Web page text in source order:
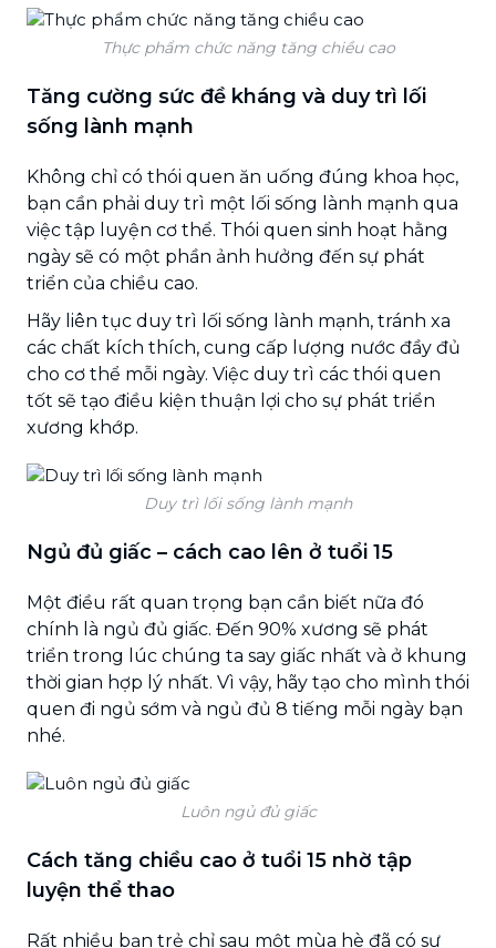
Thực phẩm chức năng tăng chiều cao
Tăng cường sức đề kháng và duy trì lối
sống lành mạnh
Không chỉ có thói quen ăn uống đúng khoa học,
bạn cần phải duy trì một lối sống lành mạnh qua
việc tập luyện cơ thể. Thói quen sinh hoạt hằng
ngày sẽ có một phần ảnh hưởng đến sự phát
triển của chiều cao.
Hãy liên tục duy trì lối sống lành mạnh, tránh xa
các chất kích thích, cung cấp lượng nước đầy đủ
cho cơ thể mỗi ngày. Việc duy trì các thói quen
tốt sẽ tạo điều kiện thuận lợi cho sự phát triển
xương khớp.
Duy trì lối sống lành mạnh
Ngủ đủ giấc – cách cao lên ở tuổi 15
Một điều rất quan trọng bạn cần biết nữa đó
chính là ngủ đủ giấc. Đến 90% xương sẽ phát
triển trong lúc chúng ta say giấc nhất và ở khung
thời gian hợp lý nhất. Vì vậy, hãy tạo cho mình thói
quen đi ngủ sớm và ngủ đủ 8 tiếng mỗi ngày bạn
nhé.
Luôn ngủ đủ giấc
Cách tăng chiều cao ở tuổi 15 nhờ tập
luyện thể thao
Rất nhiều bạn trẻ chỉ sau một mùa hè đã có sự